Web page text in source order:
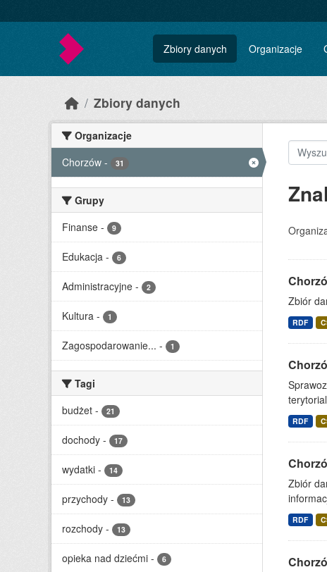
Zbiory danych Organizacje
Zbiory danych
Organizacje
Chorzów - 31
Grupy
Finanse - 9
Edukacja - 6
Administracyjne - 2
Kultura - 1
Zagospodarowanie... - 1
Tagi
budżet - 21
dochody - 17
wydatki - 14
przychody - 13
rozchody - 13
opieka nad dziećmi - 6
Zbiór
RDF
RDF
Zbiór
RDF